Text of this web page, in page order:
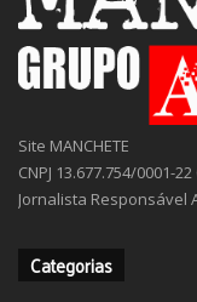
Site MANCHETE
CNPJ 13.677.754/0001-
Jornalista Responsável
Categorias